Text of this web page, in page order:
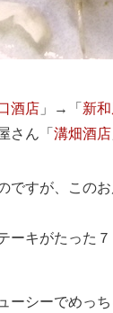
酒店 」→「 新
さん「 溝畑酒店
ですが、このお
ーキがたった
ーシーでめっち